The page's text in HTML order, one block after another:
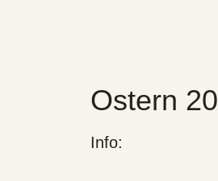
Ostern
Info: